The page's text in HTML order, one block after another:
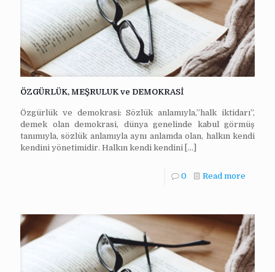
ÖZGÜRLÜK, MEŞRULUK ve DEMOKRASİ
Özgürlük ve demokrasi: Sözlük anlamıyla,”halk iktidarı”,
demek olan demokrasi, dünya genelinde kabul görmüş
tanımıyla, sözlük anlamıyla aynı anlamda olan, halkın kendi
kendini yönetimidir. Halkın kendi kendini […]
0 Read more